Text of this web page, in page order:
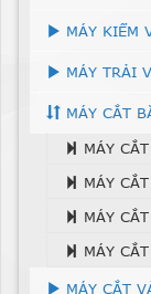
MÁY KIỂM
MÁY TRẢI
MÁY CẮT
MÁY
MÁY
MÁY
MÁY
MÁY CẮT